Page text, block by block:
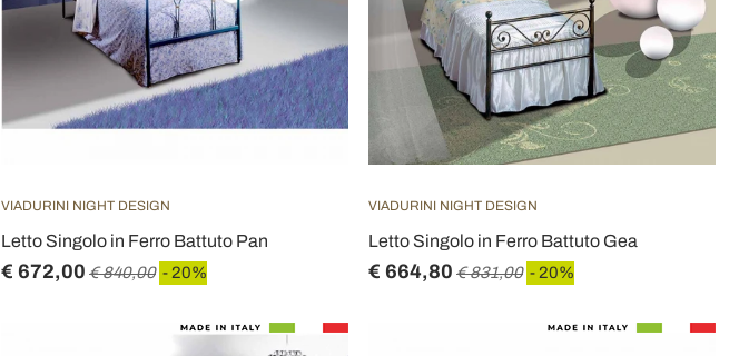
VIADURINI NIGHT DESIGN
Letto Singolo in Ferro Battuto Pan
€ 672,00 € 840,00 - 20%
VIADURINI NIGHT DESIGN
Letto Singolo in Ferro Battuto Gea
€ 664,80 € 831,00 - 20%